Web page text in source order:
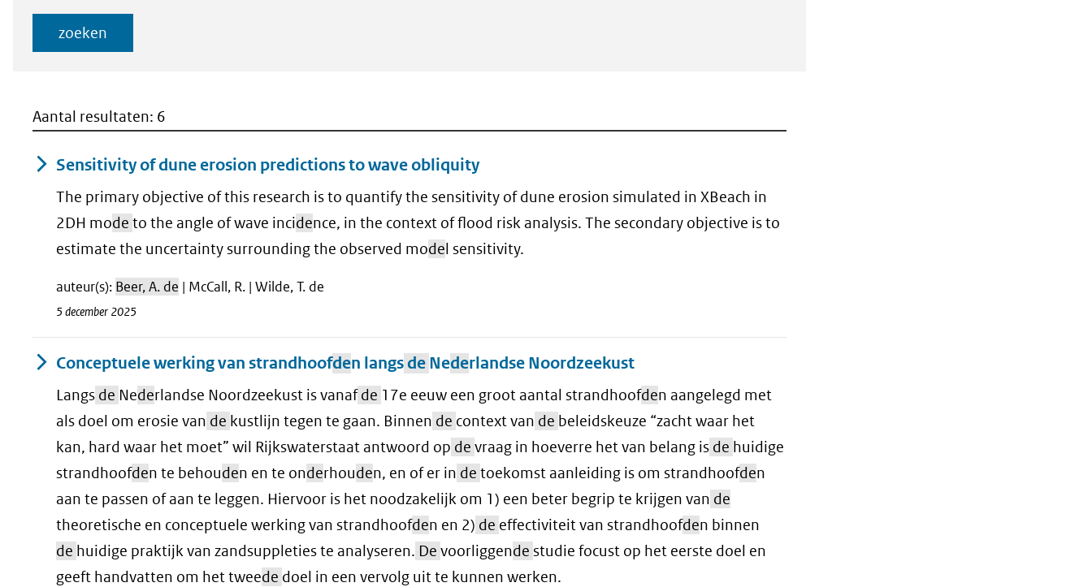
zoeken
Aantal resultaten: 6
Sensitivity of dune erosion predictions to wave obliquity
The primary objective of this research is to quantify the sensitivity of dune erosion simulated in XBeach in
2DH mode to the angle of wave incidence, in the context of flood risk analysis. The secondary objective is to
estimate the uncertainty surrounding the observed model sensitivity.
auteur(s): Beer, A. de | McCall, R. | Wilde, T. de
5 december 2025
Conceptuele werking van strandhoofden langsde Nederlandse Noordzeekust
Langs de Nederlandse Noordzeekust is vanafde 17e eeuw een groot aantal strandhoofden aangelegd met
als doel om erosie van de kustlijn tegen te gaan. Binnen de context van de beleidskeuze “zacht waar het
kan, hard waar het moet” wil Rijkswaterstaat antwoord op de vraag in hoeverre het van belang is de huidige
strandhoofden te behouden en te onderhouden, en of er in de toekomst aanleiding is om strandhoofden
aan te passen of aan te leggen. Hiervoor is het noodzakelijk om 1) een beter begrip te krijgen van de
theoretische en conceptuele werking van strandhoofden en 2) de effectiviteit van strandhoofden binnen
de huidige praktijk van zandsuppleties te analyseren. De voorliggende studie focust op het eerste doel en
geeft handvatten om het tweede doel in een vervolg uit te kunnen werken.